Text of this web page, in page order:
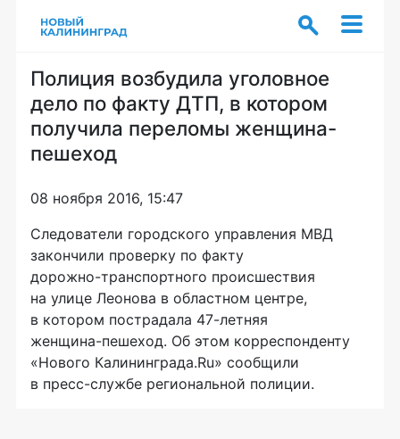
Полиция возбудила уголовное
дело по факту ДТП, в котором
получила переломы женщина-
пешеход
08 ноября 2016, 15:47
Следователи городского управления МВД
закончили проверку по факту
дорожно-транспортного происшествия
на улице Леонова в областном центре,
в котором пострадала 47-летняя
женщина-пешеход. Об этом корреспонденту
«Нового Калининграда.Ru» сообщили
в пресс-службе региональной полиции.